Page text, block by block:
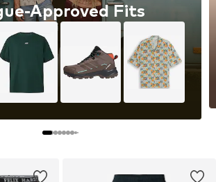
Approved Fits